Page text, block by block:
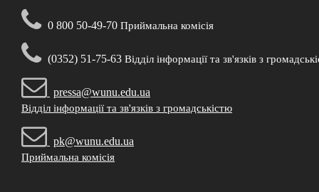
0 800 50-49-70 Приймальна комісія
(0352) 51-75-63 Відділ інформації та зв'язків з
pressa@wunu.edu.ua
Відділ інформації та зв'язків з громадськістю
pk@wunu.edu.ua
Приймальна комісія